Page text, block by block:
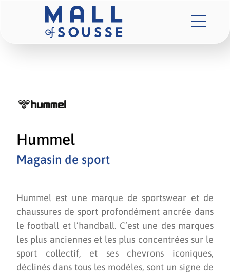
Hummel
Magasin de sport
Hummel est une marque de sportswear et de
chaussures de sport profondément ancrée dans
le football et l’handball. C’est une des marques
les plus anciennes et les plus concentrées sur le
sport collectif, et ses chevrons iconiques,
déclinés dans tous les modèles, sont un signe de